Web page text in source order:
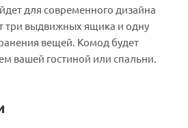
для современного дизайна
три выдвижных ящика и одну
вещей. Комод будет
вашей гостиной или спальни.